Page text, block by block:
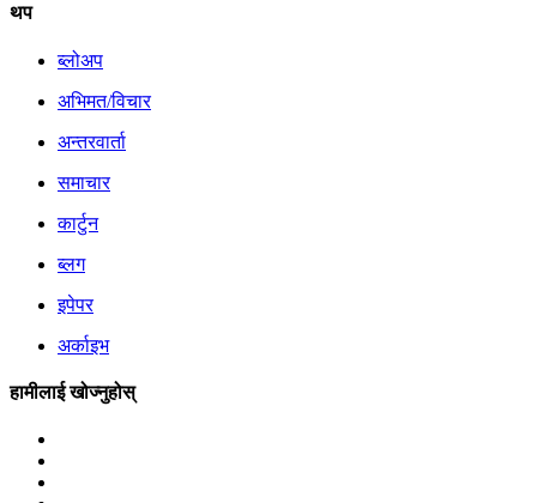
थप
ब्लोअप
अभिमत/विचार
अन्तरवार्ता
समाचार
कार्टुन
ब्लग
इपेपर
अर्काइभ
हामीलाई खोज्नुहोस्